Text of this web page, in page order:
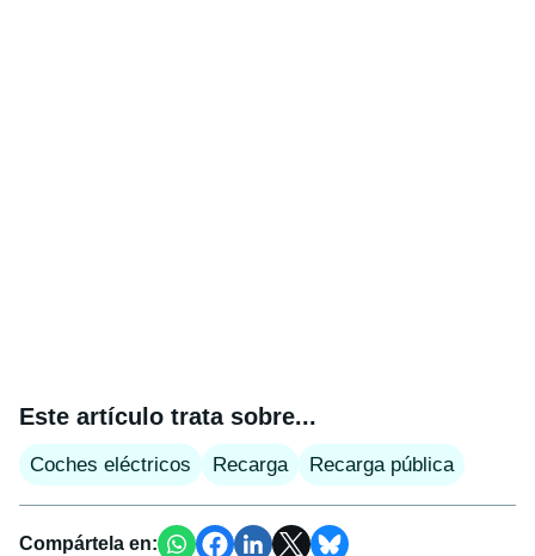
Este artículo trata sobre...
Coches eléctricos Recarga Recarga pública
Compártela en: